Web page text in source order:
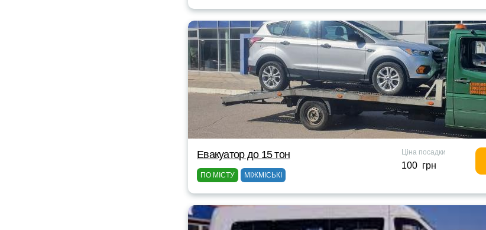
Евакуатор до 15 тон
ПО МІСТУ МІЖМІСЬКІ
Ціна посадки
100 грн